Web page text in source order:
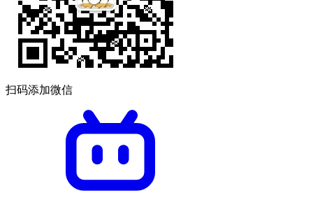
扫码添加微信